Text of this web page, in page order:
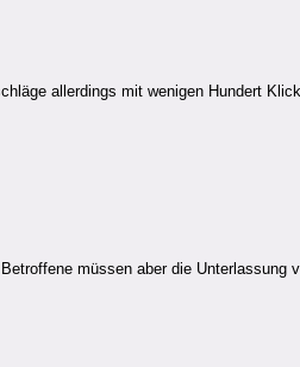
allerdings mit wenigen Hundert
müssen aber die Unterlassung